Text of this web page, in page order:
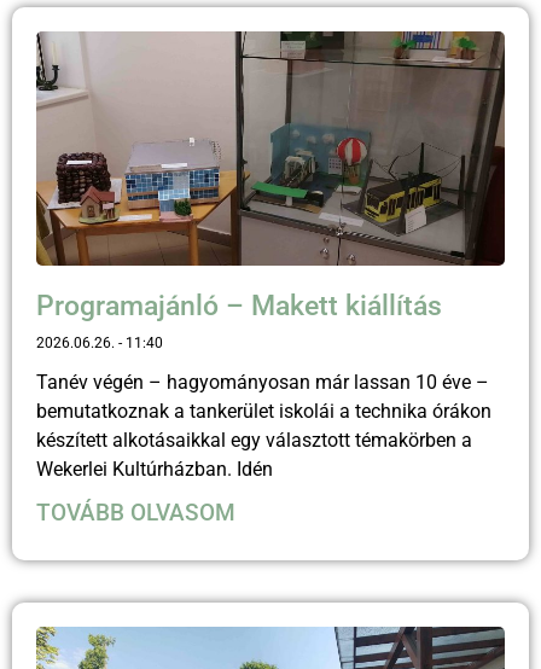
Programajánló – Makett kiállítás
2026.06.26. 11:40
Tanév végén – hagyományosan már lassan 10 éve –
bemutatkoznak a tankerület iskolái a technika órákon
készített alkotásaikkal egy választott témakörben a
Wekerlei Kultúrházban. Idén
TOVÁBB OLVASOM